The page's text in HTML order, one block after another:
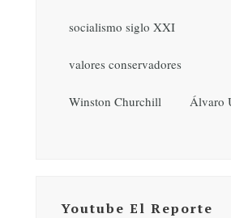
socialismo siglo XXI
valores conservadores
Winston Churchill Álvaro
Youtube El Reporte